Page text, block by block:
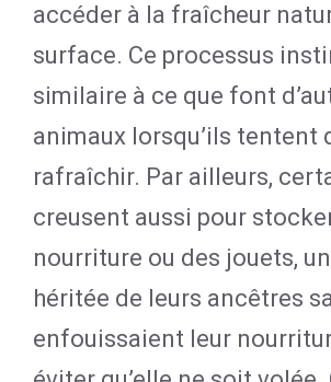
accéder à la fraîcheur
surface. Ce processus
similaire à ce que font
animaux lorsqu’ils tentent
rafraîchir. Par ailleurs,
creusent aussi pour
nourriture ou des jouets,
héritée de leurs ancêtres
enfouissaient leur